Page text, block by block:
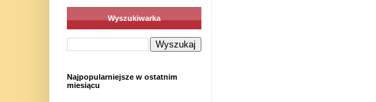
Wyszukiwarka
Najpopularniejsze w ostatnim
miesiącu